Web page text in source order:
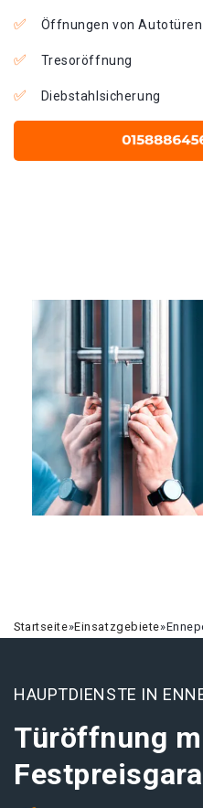
Öffnungen von Autotüren
Tresoröffnung
Diebstahlsicherung
Startseite»Einsatzgebiete»
HAUPTDIENSTE IN
Türöffnung